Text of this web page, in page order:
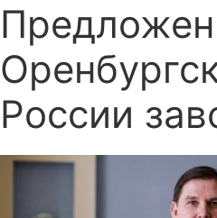
Предложен
России